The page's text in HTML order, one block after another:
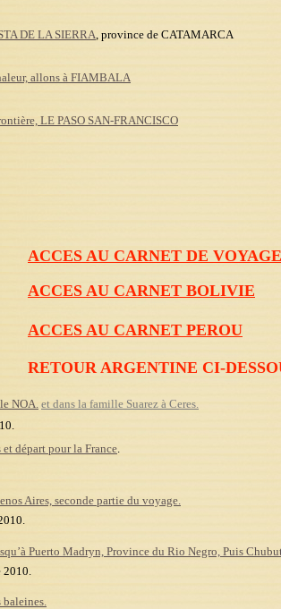
DE LA SIERRA, province de CATAMARCA
allons à FIAMBALA
LE PASO SAN-FRANCISCO
ACCES AU CARNET DE
ACCES AU CARNET BOLIVIE
ACCES AU CARNET PEROU
NOA. et dans la famille Suarez à Ceres.
et départ pour la France.
Aires, seconde partie du voyage.
Puerto Madryn, Province du Rio Negro, Puis
2010.
baleines.
RETOUR ARGENTINE CI-